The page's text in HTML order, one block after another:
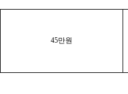
45만원